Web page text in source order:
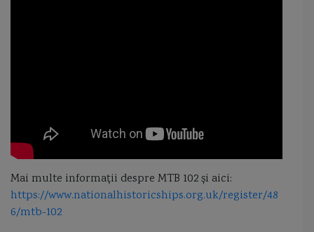
Mistral class
Motor Torpedo Boat munitie 100mm cu incarcatura redusa
Naluca
Mai multe informații despre MTB 102 și aici:
https://www.nationalhistoricships.org.uk/register/48
6/mtb-102